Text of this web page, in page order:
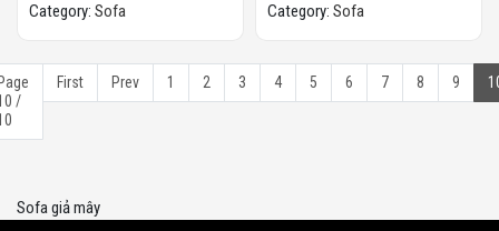
Category: Sofa Category: Sofa
/
First Prev 1 2 3 4 5 6 7 8 9
Sofa giả mây